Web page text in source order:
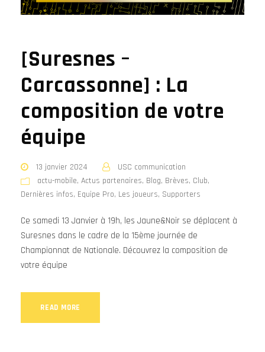
[Suresnes –
Carcassonne] : La
composition de votre
équipe
13 janvier 2024
USC communication
actu-mobile, Actus partenaires, Blog, Brèves, Club,
Dernières infos, Equipe Pro, Les joueurs, Supporters
Ce samedi 13 Janvier à 19h, les Jaune&Noir se déplacent à
Suresnes dans le cadre de la 15ème journée de
Championnat de Nationale. Découvrez la composition de
votre équipe
READ MORE